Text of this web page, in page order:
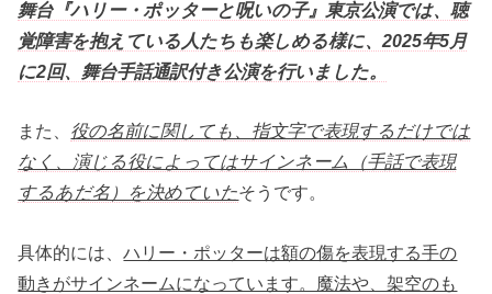
舞台『ハリー・ポッターと呪いの子』東京公演では、聴
覚障害を抱えている人たちも楽しめる様に、2025年5月
に2回、舞台手話通訳付き公演を行いました。
また、 役の名前に関しても、指文字で表現するだけでは
なく、演じる役によってはサインネーム（手話で表現
するあだ名）を決めていたそうです。
具体的には、ハリー・ポッターは額の傷を表現する手の
動きがサインネームになっています。魔法や、架空のも